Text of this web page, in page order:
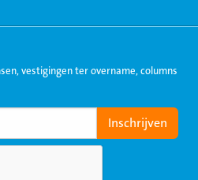
vestigingen ter overname, columns